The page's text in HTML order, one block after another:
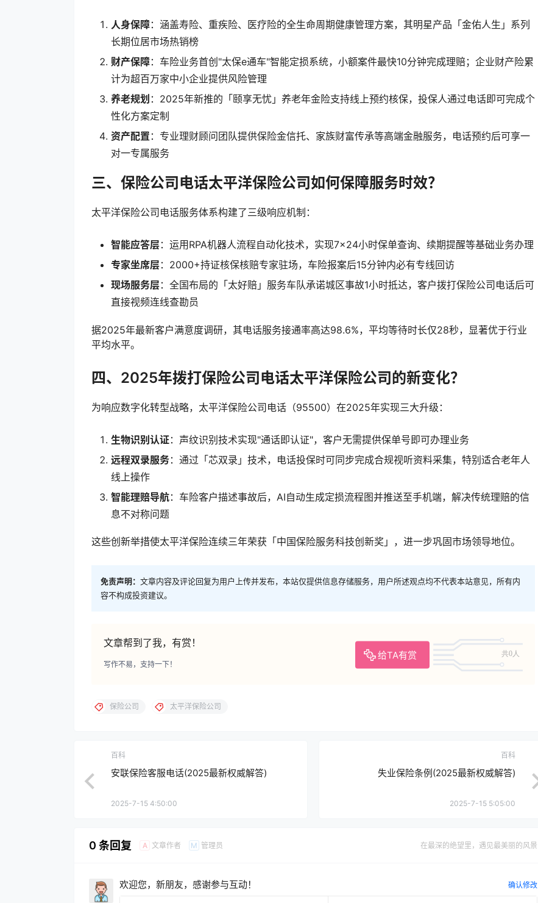
人身保障：涵盖寿险、重疾险、医疗险的全生命周期健康管理方案，其明星产品「金佑人生」系列
长期位居市场热销榜
财产保障：车险业务首创"太保e通车"智能定损系统，小额案件最快10分钟完成理赔；企业财产险累
计为超百万家中小企业提供风险管理
养老规划 ：2025年新推的「颐享无忧」养老年金险支持线上预约核保，投保人通过电话即可完成个
性化方案定制
资产配置 ：专业理财顾问团队提供保险金信托、家族财富传承等高端金融服务，电话预约后可享一
对一专属服务
三、保险公司电话太平洋保险公司如何保障服务时效？
太平洋保险公司电话服务体系构建了三级响应机制：
智能应答层：运用RPA机器人流程自动化技术，实现7×24小时保单查询、续期提醒等基础业务办理
专家坐席层：2000+持证核保核赔专家驻场，车险报案后15分钟内必有专线回访
现场服务层：全国布局的「太好赔」服务车队承诺城区事故1小时抵达，客户拨打保险公司电话后可
直接视频连线查勘员
据2025年最新客户满意度调研，其电话服务接通率高达98.6%，平均等待时长仅28秒，显著优于行业
平均水平。
四、2025年拨打保险公司电话太平洋保险公司的新变化？
为响应数字化转型战略，太平洋保险公司电话（95500）在2025年实现三大升级：
生物识别认证：声纹识别技术实现"通话即认证"，客户无需提供保单号即可办理业务
远程双录服务：通过「芯双录」技术，电话投保时可同步完成合规视听资料采集，特别适合老年人
线上操作
智能理赔导航：车险客户描述事故后，AI自动生成定损流程图并推送至手机端，解决传统理赔的信
息不对称问题
这些创新举措使太平洋保险连续三年荣获「中国保险服务科技创新奖」，进一步巩固市场领导地位。
免责声明： 文章内容及评论回复为用户上传并发布，本站仅提供信息存储服务，用户所述观点均不代表本站意见，所有内
容不构成投资建议。
文章帮到了我，有赏！
给TA有赏 共0人
写作不易，支持一下！
保险公司 太平洋保险公司
百科
安联保险客服电话(2025最新权威解答)
2025-7-15 4:50:00
百科
失业保险条例(2025最新权威解答)
2025-7-15 5:05:00
0 条回复 A 文章作者 M 管理员 在最深的绝望里，遇见最美丽的风景
欢迎您，新朋友，感谢参与互动！ 确认修改